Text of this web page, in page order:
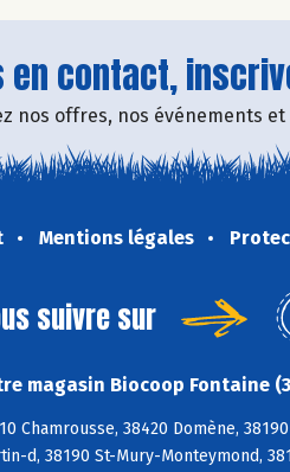
en contact,
nos offres, nos événements
Mentions légales
suivre sur
magasin Biocoop Fontaine
Chamrousse, 38420 Domène,
d, 38190 St-Mury-Monteymond,